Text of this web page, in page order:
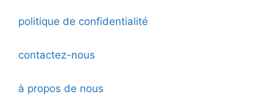
politique de confidentialité
contactez-nous
à propos de nous